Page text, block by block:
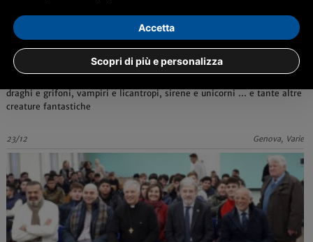
Mythos, creature fantastiche tra scienza e leggenda
al Museo Doria
draghi e grifoni, vampiri e licantropi, sirene e unicorni … e tante altre
creature fantastiche
23/12 Genova, Varie
Scopri di più e personalizza
Accetta